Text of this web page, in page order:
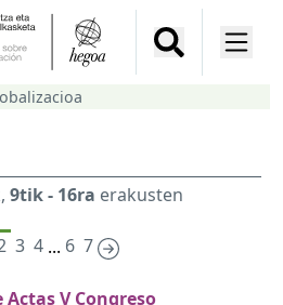
9tik - 16ra erakusten
3 4 ... 6 7
Actas V Congreso